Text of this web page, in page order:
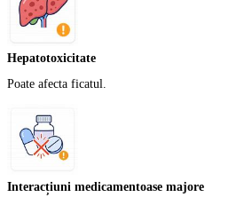
Hepatotoxicitate
Poate afecta ficatul.
Interacțiuni medicamentoase majore